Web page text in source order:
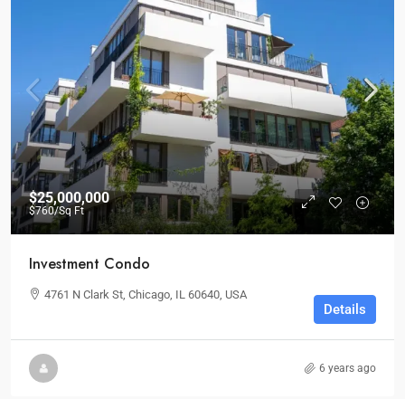
$25,000,000
$760/Sq Ft
Investment Condo
4761 N Clark St, Chicago, IL 60640, USA
Details
6 years ago